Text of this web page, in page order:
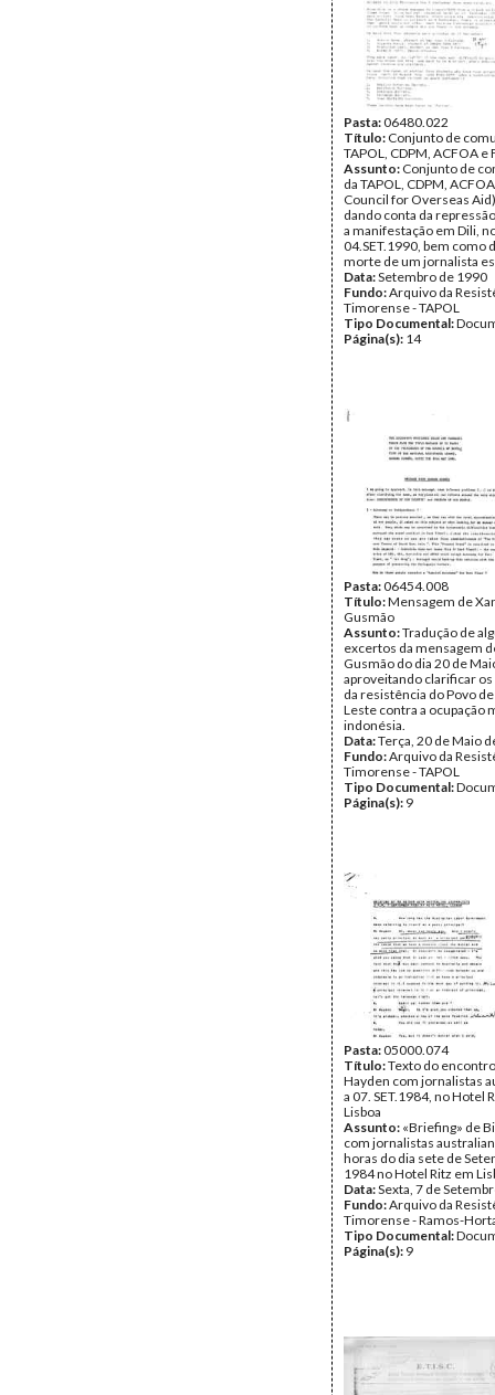
Pasta:06480.022
Título: Conjunto de
TAPOL, CDPM, ACFOA e
Assunto: Conjunto de
da TAPOL, CDPM,
Council for Overseas
dando conta da
a manifestação em Dili,
04.SET.1990, bem como
morte de um jornalista
Data:Setembro de 1990
Fundo:Arquivo da
Timorense - TAPOL
Tipo Documental:
Página(s): 14
Pasta:06454.008
Título:Mensagem de
Gusmão
Assunto:Tradução de
excertos da mensagem
Gusmão do dia 20 de
aproveitando clarificar
da resistência do Povo
Leste contra a ocupação
indonésia.
Data:Terça, 20 de Maio
Fundo:Arquivo da
Timorense - TAPOL
Tipo Documental:
Página(s): 9
Pasta:05000.074
Título:Texto do
Hayden com jornalistas
a 07. SET.1984, no Hotel
Lisboa
Assunto: «Briefing» de
com jornalistas
horas do dia sete de
1984 no Hotel Ritz em
Data:Sexta, 7 de
Fundo:Arquivo da
Timorense - Ramos-
Tipo Documental:
Página(s): 9